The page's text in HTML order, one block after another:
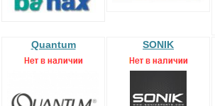
Quantum SONIK